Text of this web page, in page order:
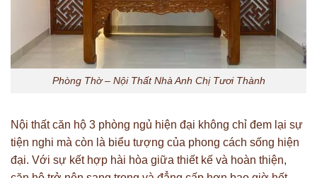
Phòng Thờ – Nội Thất Nhà Anh Chị Tươi Thành
Nội thất căn hộ 3 phòng ngủ hiện đại không chỉ đem lại sự
tiện nghi mà còn là biểu tượng của phong cách sống hiện
đại. Với sự kết hợp hài hòa giữa thiết kế và hoàn thiện,